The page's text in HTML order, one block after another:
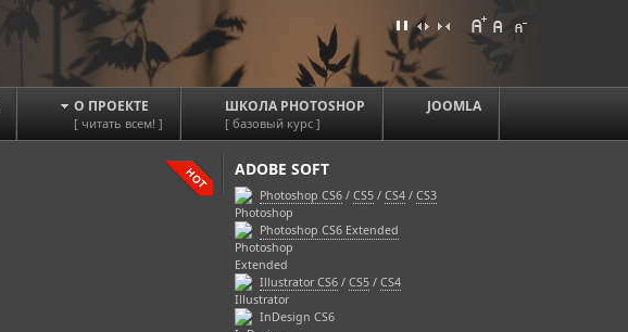
О ПРОЕКТЕ
[ читать всем! ]
ШКОЛА PHOTOSHOP
[ базовый курс ]
JOOMLA
ADOBE SOFT
Photoshop CS6
Photoshop CS6 Extended
Illustrator CS6 / CS5 / CS4
InDesign CS6
/ CS5 / CS4 / CS3